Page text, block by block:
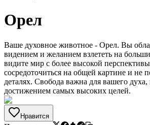
Орел
Ваше духовное животное - Орел. Вы
видением и желанием взлететь на
видите мир с более высокой
сосредоточиться на общей картине и не
деталях. Свобода важна для вашего
достижением самых высоких целей.
Нравится